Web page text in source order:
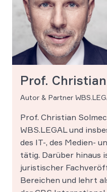
Prof.
Autor & Partner
Prof. Christian
WBS.LEGAL und
des IT-, des Medien-
tätig. Darüber hinaus
juristischer
Bereichen und lehrt